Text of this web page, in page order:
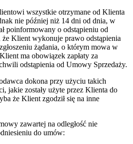
wszystkie otrzymane od Klienta
nie później niż 14 dni od dnia, w
poinformowany o odstąpieniu od
Klient wykonuje prawo odstąpienia
żądania, o którym mowa w
ma obowiązek zapłaty za
odstąpienia od Umowy Sprzedaży.
dokona przy użyciu takich
jakie zostały użyte przez Klienta do
że Klient zgodził się na inne
zawartej na odległość nie
do umów: